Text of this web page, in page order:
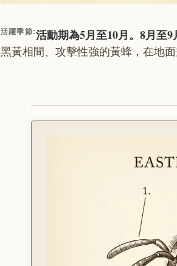
活躍季節:活動期為5月至10月。8月至
黑黃相間、攻擊性強的黃蜂，在地